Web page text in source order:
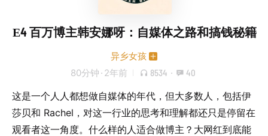
E4 百万博主韩安娜呀：自媒体之路和搞钱秘籍
异乡女孩
80分钟 · 2年前 8534 · 40
这是一个人人都想做自媒体的年代，但大多数人，包括伊
莎贝和 Rachel，对这一行业的思考和理解都还只是停留在
观看者这一角度。什么样的人适合做博主？大网红到底能